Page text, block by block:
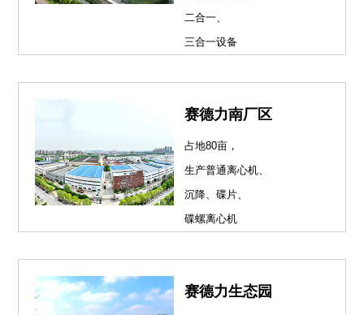
二合一、
三合一设备
赛德力南厂区
占地80亩，
生产普通离心机、
沉降、碟片、
碟螺离心机
赛德力生态园